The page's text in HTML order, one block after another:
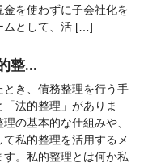
を使わずに子会社化を
ムとして、活 […]
整...
き、債務整理を行う手
法的整理」がありま
の基本的な仕組みや、
私的整理を活用するメ
す。私的整理とは何か私